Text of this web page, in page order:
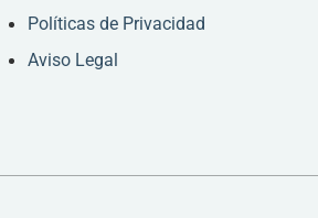
Políticas de Privacidad
Aviso Legal